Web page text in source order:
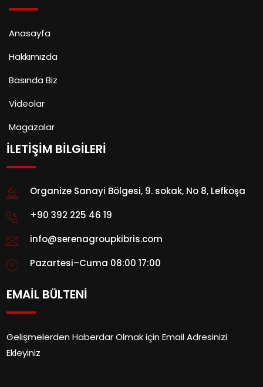
Anasayfa
Hakkımızda
Basında Biz
Videolar
Magazalar
İLETİŞİM BİLGİLERİ
Organize Sanayi Bölgesi, 9. sokak, No 8, Lefkoşa
+90 392 225 46 19
info@serenagroupkibris.com
Pazartesi–Cuma 08:00 17:00
EMAİL BÜLTENİ
Gelişmelerden Haberdar Olmak için Email Adresinizi
Ekleyiniz